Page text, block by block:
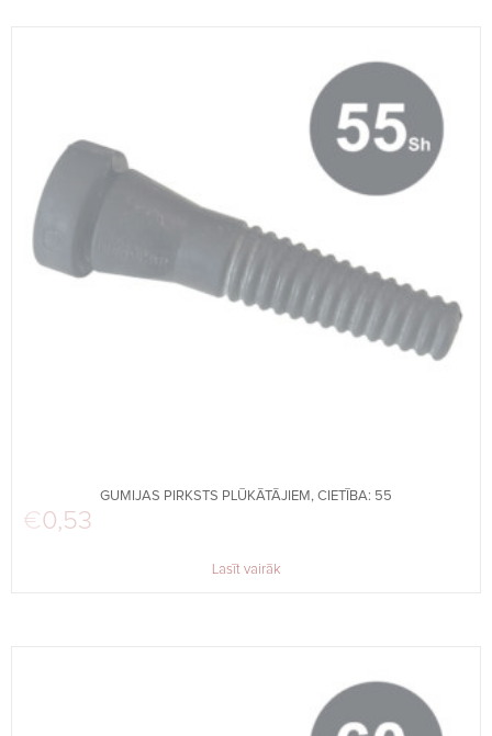
GUMIJAS PIRKSTS PLŪKĀTĀJIEM, CIETĪBA: 55
€0,53
Lasīt vairāk